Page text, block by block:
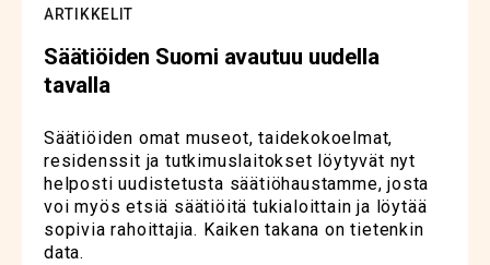
ARTIKKELIT
Säätiöiden Suomi avautuu uudella
tavalla
Säätiöiden omat museot, taidekokoelmat,
residenssit ja tutkimuslaitokset löytyvät nyt
helposti uudistetusta säätiöhaustamme, josta
voi myös etsiä säätiöitä tukialoittain ja löytää
sopivia rahoittajia. Kaiken takana on tietenkin
data.